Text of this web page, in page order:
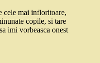
cele mai infloritoare,
copile, si tare
imi vorbeasca onest